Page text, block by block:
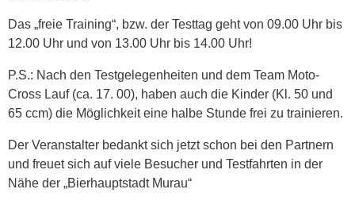
Das „freie Training“, bzw. der Testtag geht von 09.00 Uhr bis
12.00 Uhr und von 13.00 Uhr bis 14.00 Uhr!
P.S.: Nach den Testgelegenheiten und dem Team Moto-
Cross Lauf (ca. 17. 00), haben auch die Kinder (Kl. 50 und
65 ccm) die Möglichkeit eine halbe Stunde frei zu trainieren.
Der Veranstalter bedankt sich jetzt schon bei den Partnern
und freuet sich auf viele Besucher und Testfahrten in der
Nähe der „Bierhauptstadt Murau“